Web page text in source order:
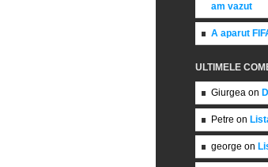
am vazut
A aparut
ULTIMELE
Giurgea on
Petre on
george on